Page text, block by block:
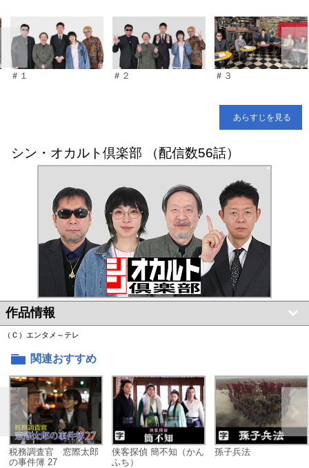
＃１ ＃２ ＃３
あらすじを見る
シン・オカルト倶楽部 （配信数56話）
作品情報
（Ｃ）エンタメ～テレ
関連おすすめ
税務調査官 窓際太郎
の事件簿 27
侠客探偵 簡不知（かん
ふち）
孫子兵法